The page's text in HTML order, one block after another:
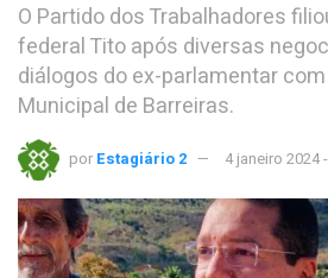
O Partido dos Trabalhadores
federal Tito após diversas
diálogos do ex-parlamentar
Municipal de Barreiras.
por Estagiário 2 4 janeiro 2024